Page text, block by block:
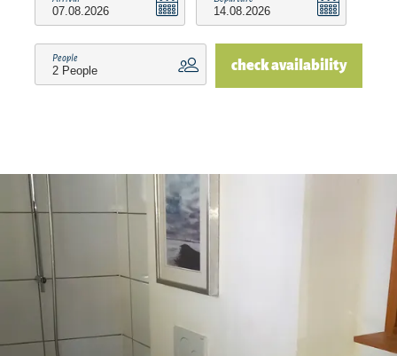
People check availability